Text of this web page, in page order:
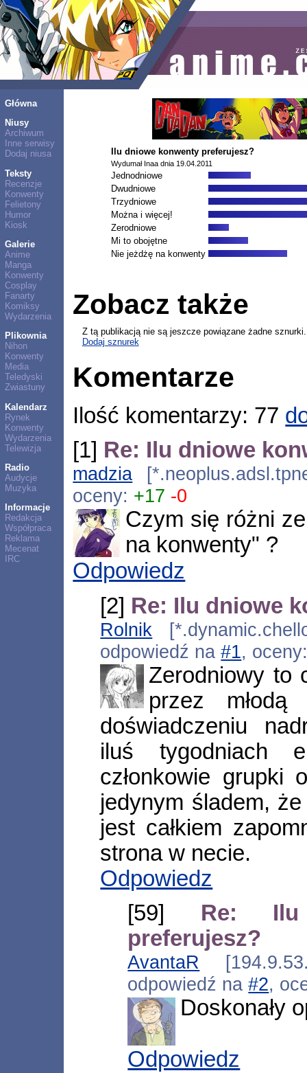
Główna
Niusy
Archiwum
Inne serwisy
Dodaj niusa
Teksty
Recenzje
Konwenty
Felietony
Humor
Kiosk
Galerie
Anime
Manga
Konwenty
Cosplay
Fanarty
Komiksy
Wydarzenia
Plikownia
Nihon
Konwenty
Media
Teledyski
Zwiastuny
Kalendarz
Rynek
Konwenty
Wydarzenia
Telewizja
Radio
Audycje
Muzyka
Informacje
Redakcja
Współpraca
Reklama
Mecenat
IRC
Ilu dniowe konwenty preferujesz?
Wydumał Inaa dnia 19.04.2011
Jednodniowe
Dwudniowe
Trzydniowe
Można i więcej!
Zerodniowe
Mi to obojętne
Nie jeżdżę na konwenty
Zobacz także
Z tą publikacją nie są jeszcze powiązane żadne sznurki.
Dodaj sznurek
Komentarze
Ilość komentarzy: 77
[1] Re: Ilu dniowe
madzia
oceny: +17 -0
Czym się różni
na konwenty" ?
Odpowiedz
[2] Re: Ilu dniowe
Rolnik
odpowiedź na#1,
Zerodniowy to
przez
doświadczeniu
iluś tygodniach
członkowie grupki
jedynym śladem,
jest całkiem
strona w necie.
Odpowiedz
[59] Re: Ilu
preferujesz?
AvantaR
odpowiedź na#2,
Doskonały
Odpowiedz